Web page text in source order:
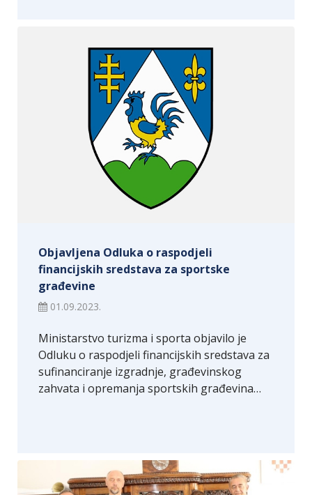
Objavljena Odluka o raspodjeli
financijskih sredstava za sportske
građevine
01.09.2023.
Ministarstvo turizma i sporta objavilo je
Odluku o raspodjeli financijskih sredstava za
sufinanciranje izgradnje, građevinskog
zahvata i opremanja sportskih građevina…